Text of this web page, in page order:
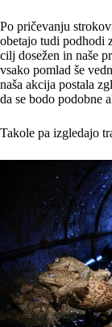
Po pričevanju
obetajo tudi podhodi
cilj dosežen in naše
vsako pomlad še
naša akcija postala
da se bodo podobne
Takole pa izgledajo